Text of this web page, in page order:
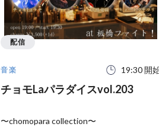
音楽 19:30 開
チョモLaパラダイスvol.203
〜chomopara collection〜
配信